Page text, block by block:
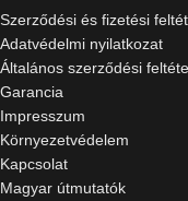
Szerződési és fizetési
Adatvédelmi nyilatkozat
Általános szerződési
Garancia
Impresszum
Környezetvédelem
Kapcsolat
Magyar útmutatók